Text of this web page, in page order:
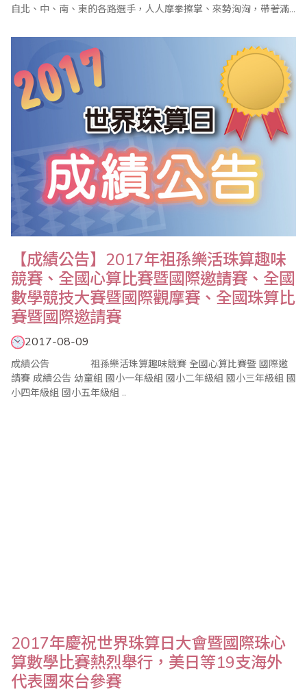
自北、中、南、東的各路選手，人人摩拳擦掌、來勢洶洶，帶著滿
佼佼者決一勝負！ 儘管烈日當頭，卻未影響選手們勢在必得的炯炯
鬥志，更掩蓋不了他們手中獎盃那炫目的閃閃光芒！「榮譽」顯現
在選手的小臉蛋上；「欣慰」洋溢在教練..
【成績公告】2017年祖孫樂活珠算趣味
競賽、全國心算比賽暨國際邀請賽、全國
數學競技大賽暨國際觀摩賽、全國珠算比
賽暨國際邀請賽
2017-08-09
成績公告 祖孫樂活珠算趣味競賽 全國心算比賽暨 國際邀
請賽 成績公告 幼童組 國小一年級組 國小二年級組 國小三年級組 國
小四年級組 國小五年級組 ..
2017年慶祝世界珠算日大會暨國際珠心
算數學比賽熱烈舉行，美日等19支海外
代表團來台參賽